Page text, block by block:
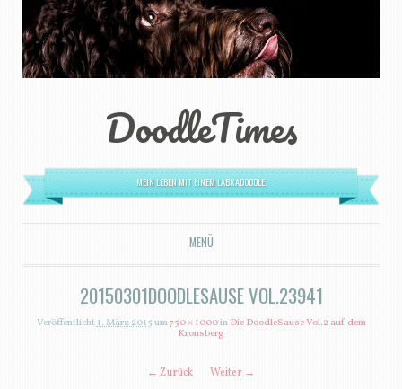
DoodleTimes
MEIN LEBEN MIT EINEM LABRADOODLE.
MENÜ
ZUM INHALT SPRINGEN
20150301DOODLESAUSE VOL.23941
Veröffentlicht1. März 2015um750 × 1000inDie DoodleSause Vol.2 auf dem
Kronsberg
← Zurück Weiter →